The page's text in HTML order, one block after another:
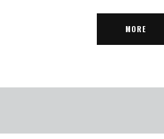
MORE